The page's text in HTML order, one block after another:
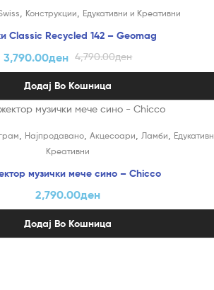
Конструкции Едукативни и Креативни
Classic Recycled 142 – Geomag
4,790.00ден
3,790.00ден
Додај Во Кошница
Најпродавано, Акцесоари Ламби
Креативни
музички мече сино – Chicco
2,790.00ден
Додај Во Кошница